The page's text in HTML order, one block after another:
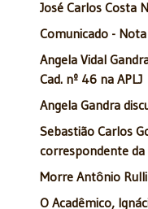
José Carlos Costa
Comunicado -
Angela Vidal
Cad. nº 46 na APLJ
Angela Gandra
Sebastião Carlos
correspondente da
Morre Antônio
O Acadêmico,